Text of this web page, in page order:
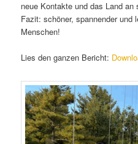
neue Kontakte und das Land an
Fazit: schöner, spannender und
Menschen!
Lies den ganzen Bericht: